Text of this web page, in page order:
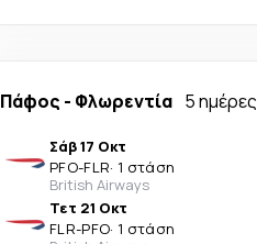
Πάφος - Φλωρεντία 5 ημέρες
Σάβ 17 Οκτ
PFO-FLR· 1 στάση
British Airways
Τετ 21 Οκτ
FLR-PFO· 1 στάση